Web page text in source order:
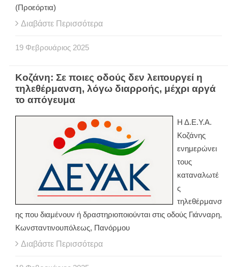
(Προεόρτια)
Διαβάστε Περισσότερα
19 Φεβρουάριος 2025
Κοζάνη: Σε ποιες οδούς δεν λειτουργεί η
τηλεθέρμανση, λόγω διαρροής, μέχρι αργά
το απόγευμα
Η Δ.Ε.Υ.Α.
Κοζάνης
ενημερώνει
τους
καταναλωτέ
ς
τηλεθέρμανσ
ης που διαμένουν ή δραστηριοποιούνται στις οδούς Γιάνναρη,
Κωνσταντινουπόλεως, Πανόρμου
Διαβάστε Περισσότερα